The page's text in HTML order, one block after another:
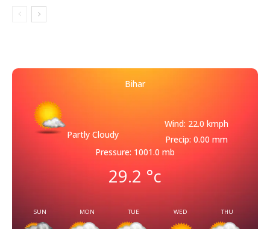
Bihar
Partly Cloudy
Wind: 22.0 kmph
Precip: 0.00 mm
Pressure: 1001.0 mb
29.2 °c
SUN MON TUE WED THU